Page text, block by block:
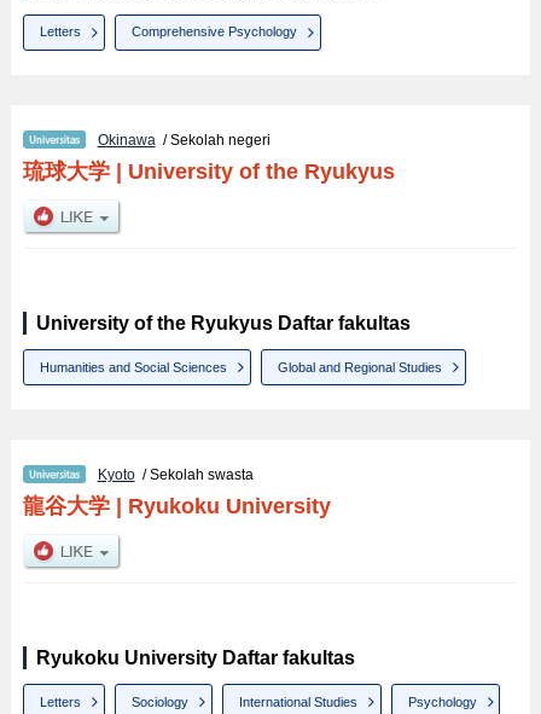
Letters Comprehensive Psychology
Okinawa / Sekolah negeri
琉球大学| University of the Ryukyus
University of the Ryukyus Daftar fakultas
Humanities and Social Sciences Global and Regional Studies
Kyoto/ Sekolah swasta
龍谷大学| Ryukoku University
Ryukoku University Daftar fakultas
Letters Sociology International Studies Psychology